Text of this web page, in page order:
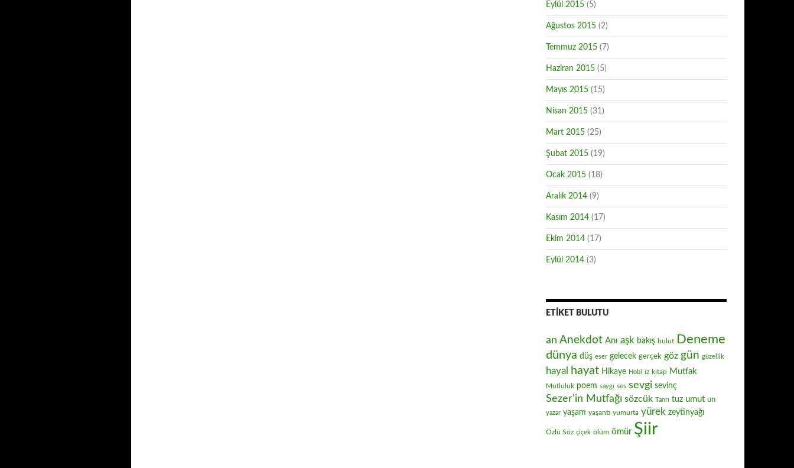
Eylül 2015 (5)
Ağustos 2015 (2)
Temmuz 2015 (7)
Haziran 2015 (5)
Mayıs 2015 (15)
Nisan 2015 (31)
Mart 2015 (25)
Şubat 2015 (19)
Ocak 2015 (18)
Aralık 2014 (9)
Kasım 2014 (17)
Ekim 2014 (17)
Eylül 2014 (3)
ETIKET BULUTU
an Anekdot Anı aşk bakış bulut Deneme
dünya düş eser gelecek gerçek göz gün güzellik
hayal hayat Hikaye Hobi iz kitap Mutfak
Mutluluk poem saygı ses sevgi sevinç
Sezer'in Mutfağı sözcük Tanrı tuz umut un
yazar yaşam yaşantı yumurta yürek zeytinyağı
Özlü Söz çiçek ölüm ömür Şiir